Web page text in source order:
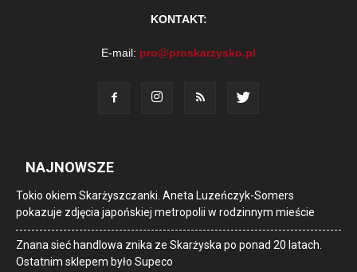
KONTAKT:
E-mail: pro@proskarzysko.pl
NAJNOWSZE
Tokio okiem Skarżyszczanki. Aneta Luzeńczyk-Somers
pokazuje zdjęcia japońskiej metropolii w rodzinnym mieście
Znana sieć handlowa znika ze Skarżyska po ponad 20 latach.
Ostatnim sklepem było Supeco